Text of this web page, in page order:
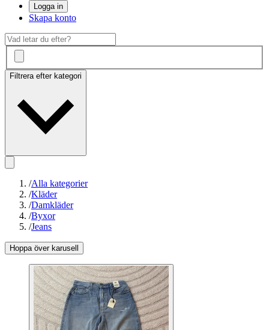
Logga in
Skapa konto
Filtrera efter kategori
/Alla kategorier
/Kläder
/Damkläder
/Byxor
/Jeans
Hoppa över karusell